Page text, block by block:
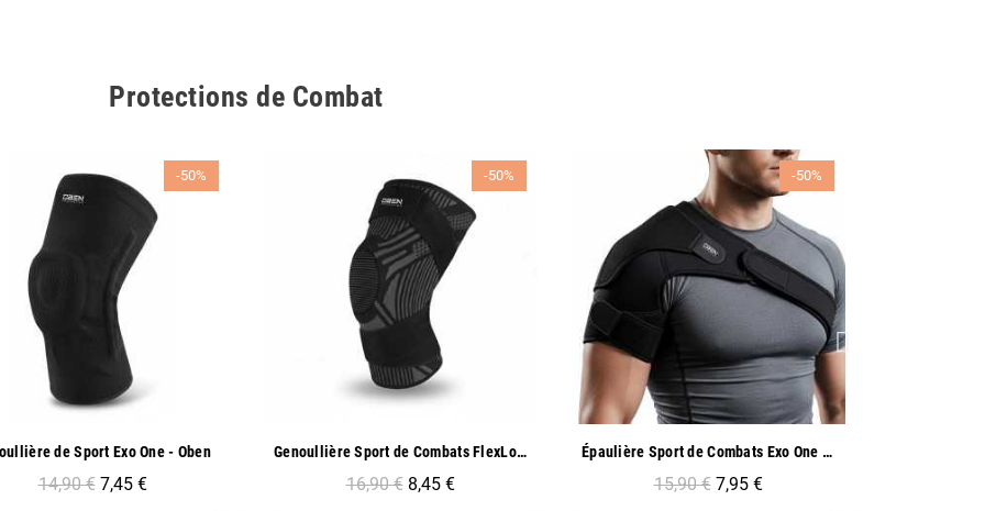
Protections de Combat
Aperçu rapide
-50%
Genoullière Sport de Combats FlexLock - Oben
16,90 € 8,45 €
Aperçu rapide
-50%
Épaulière Sport de Combats Exo One - Oben
15,90 € 7,95 €
Aperçu rapide
-50%
Coudière de Compression Sport - Oben
9,90 € 4,95 €